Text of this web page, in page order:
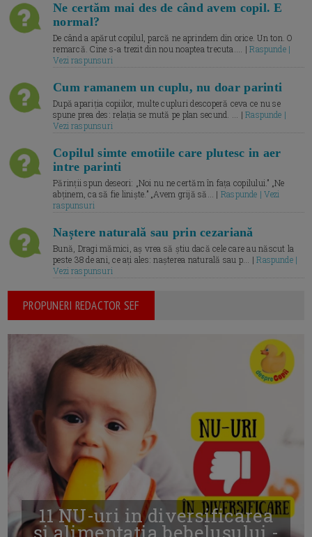
Ne certăm mai des de când avem copil. E
normal?
De când a apărut copilul, parcă ne aprindem din orice. Un ton. O
remarcă. Cine s-a trezit din nou noaptea trecuta.... |Raspunde |
Vezi raspunsuri
Cum ramanem un cuplu, nu doar parinti
După apariția copiilor, multe cupluri descoperă ceva ce nu se
spune prea des: relația se mută pe plan secund. ... |Raspunde |
Vezi raspunsuri
Copilul simte emotiile care plutesc in aer
intre parinti
Părinții spun deseori: „Noi nu ne certăm în fața copilului.” „Ne
abținem, ca să fie liniște.” „Avem grijă să... | Raspunde | Vezi
raspunsuri
Naștere naturală sau prin cezariană
Bună, Dragi mămici, aș vrea să știu dacă cele care au născut la
peste 38 de ani, ce ați ales: nașterea naturală sau p... |Raspunde |
Vezi raspunsuri
PROPUNERI REDACTOR SEF
11 NU-uri in diversificarea